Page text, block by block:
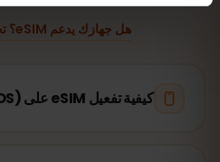
هل جهازك يدعم eSIM؟ تحقّق من التوافق
كيفية تفعيل eSIM على iPhone (iOS)